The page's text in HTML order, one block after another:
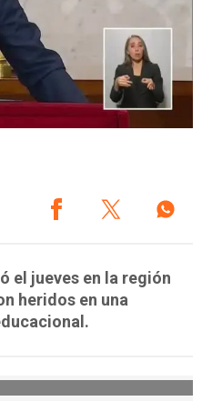
el jueves en la región
heridos en una